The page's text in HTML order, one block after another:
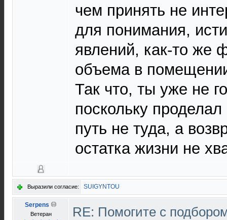
чем принять не
для понимания,
явлений, как-то же
объема в
Так что, ты уже не
поскольку
путь не туда, а
остатка жизни не
Выразили согласие: SUIGYNTOU
Serpens
Ветеран
RE: Помогите с